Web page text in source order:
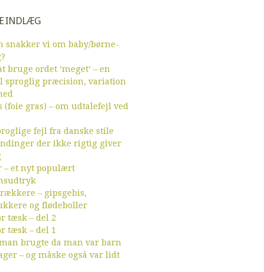
INDLÆG
snakker vi om baby/børne-
bruge ordet ’meget’ – en
sproglig præcision, variation
(foie gras) – om udtalefejl ved
fejl fra danske stile
der ikke rigtig giver
– et nyt populært
– gipsgebis,
og flødeboller
tæsk – del 2
tæsk – del 1
brugte da man var barn
– og måske også var lidt